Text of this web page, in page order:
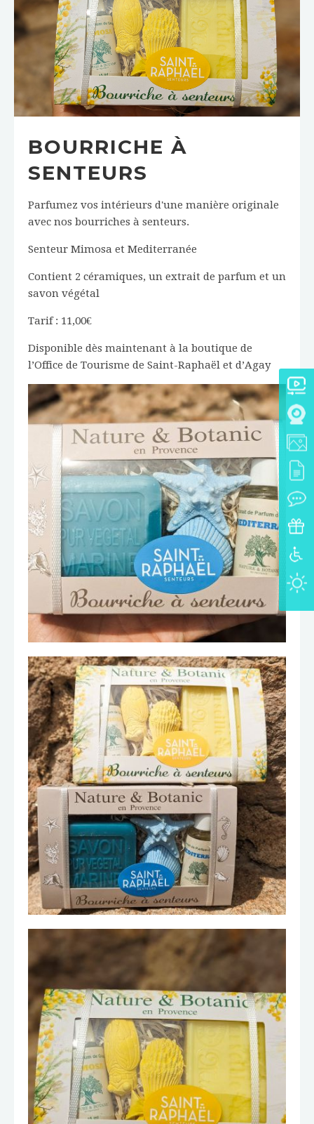
BOURRICHE À
SENTEURS
Parfumez vos intérieurs d'une manière originale
avec nos bourriches à senteurs.
Senteur Mimosa et Mediterranée
Contient 2 céramiques, un extrait de parfum et un
savon végétal
Tarif : 11,00€
Disponible dès maintenant à la boutique de
l’Office de Tourisme de Saint-Raphaël et d’Agay